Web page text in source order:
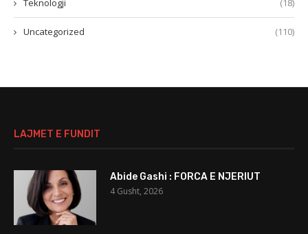
Teknologji (18)
Uncategorized (110)
LAJMET E FUNDIT
Abide Gashi : FORCA E NJERIUT
4 Gusht, 2026